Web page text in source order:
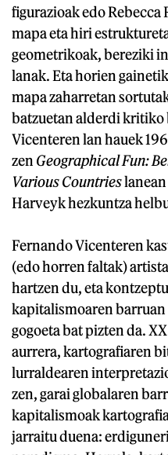
figurazioak edo Rebecca
mapa eta hiri
geometrikoak, bereziki
lanak. Eta horien
mapa zaharretan
batzuetan alderdi kritiko
Vicenteren lan hauek
zen Geographical Fun:
Various Countries
Harveyk hezkuntza
Fernando Vicenteren
(edo horren faltak)
hartzen du, eta
kapitalismoaren
gogoeta bat pizten da.
aurrera, kartografiaren
lurraldearen
zen, garai globalaren
kapitalismoak
jarraitu duena: